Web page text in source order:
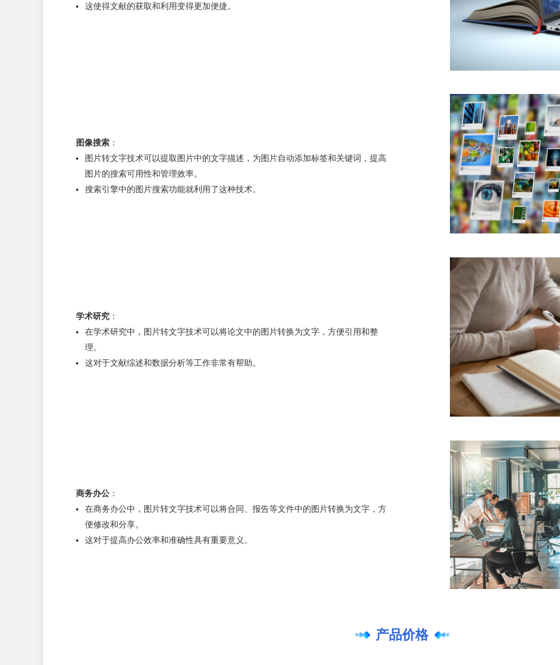
这使得文献的获取和利用变得更加便捷。
图像搜索 ：
图片转文字技术可以提取图片中的文字描述，为图片自动添加标签和关键词，提高
图片的搜索可用性和管理效率。
搜索引擎中的图片搜索功能就利用了这种技术。
学术研究 ：
在学术研究中，图片转文字技术可以将论文中的图片转换为文字，方便引用和整
理。
这对于文献综述和数据分析等工作非常有帮助。
商务办公 ：
在商务办公中，图片转文字技术可以将合同、报告等文件中的图片转换为文字，方
便修改和分享。
这对于提高办公效率和准确性具有重要意义。
产品价格